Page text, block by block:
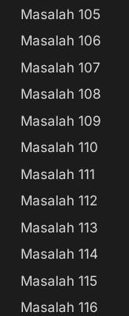
Masalah 105
Masalah 106
Masalah 107
Masalah 108
Masalah 109
Masalah 110
Masalah 111
Masalah 112
Masalah 113
Masalah 114
Masalah 115
Masalah 116